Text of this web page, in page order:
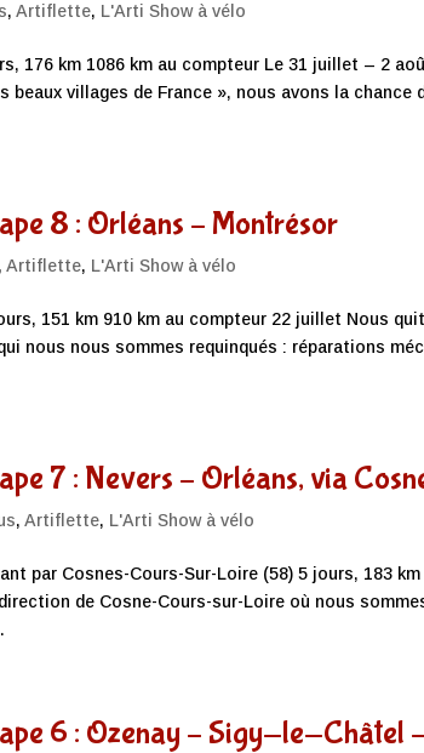
,Artiflette, L'Arti Show à vélo
176 km 1086 km au compteur Le 31 juillet – 2
beaux villages de France », nous avons la chance
8 : Orléans – Montrésor
,Artiflette, L'Arti Show à vélo
151 km 910 km au compteur 22 juillet Nous
nous nous sommes requinqués : réparations
7 : Nevers – Orléans, via
,Artiflette, L'Arti Show à vélo
par Cosnes-Cours-Sur-Loire (58) 5 jours, 183
de Cosne-Cours-sur-Loire où nous
6 : Ozenay – Sigy-le-Châtel